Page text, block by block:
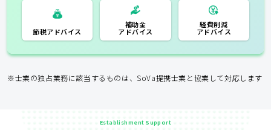
節税アドバイス
補助金
アドバイス
アドバイス
※士業の独占業務に該当するものは、SoVa提携士業と協業して対応します
Establishment Support